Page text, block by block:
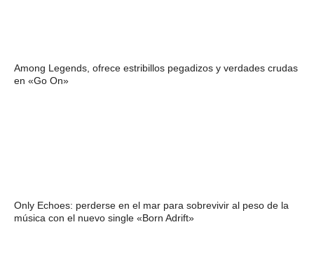
Among Legends, ofrece estribillos pegadizos y verdades crudas
en «Go On»
Only Echoes: perderse en el mar para sobrevivir al peso de la
música con el nuevo single «Born Adrift»